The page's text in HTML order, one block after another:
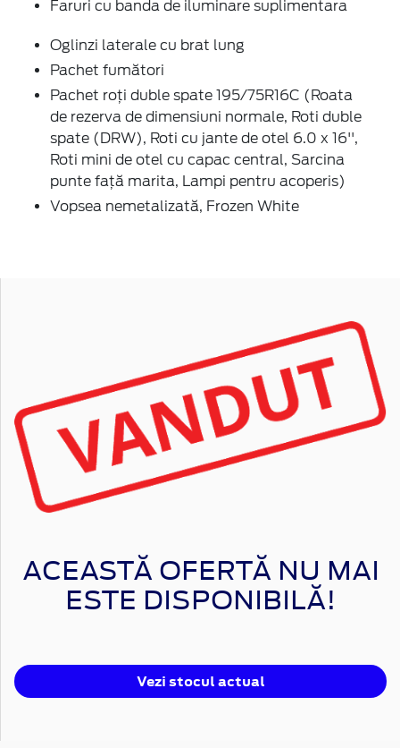
Faruri cu banda de iluminare suplimentara
Oglinzi laterale cu brat lung
Pachet fumători
Pachet roți duble spate 195/75R16C (Roata
de rezerva de dimensiuni normale, Roti duble
spate (DRW), Roti cu jante de otel 6.0 x 16'',
Roti mini de otel cu capac central, Sarcina
punte față marita, Lampi pentru acoperis)
Vopsea nemetalizată, Frozen White
ACEASTĂ OFERTĂ NU MAI
ESTE DISPONIBILĂ!
Vezi stocul actual